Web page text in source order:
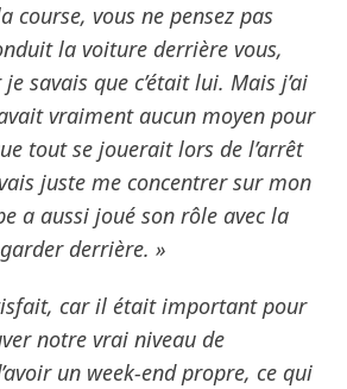
course, vous ne pensez pas
la voiture derrière vous,
savais que c’était lui. Mais j’ai
vraiment aucun moyen pour
tout se jouerait lors de l’arrêt
juste me concentrer sur mon
a aussi joué son rôle avec la
derrière. »
car il était important pour
notre vrai niveau de
un week-end propre, ce qui